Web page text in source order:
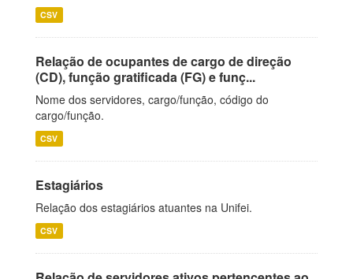
CSV
Relação de ocupantes de cargo de direção
(CD), função gratificada (FG) e funç...
Nome dos servidores, cargo/função, código do
cargo/função.
CSV
Estagiários
Relação dos estagiários atuantes na Unifei.
CSV